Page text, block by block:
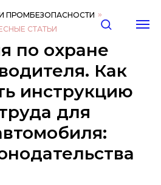
ПРОМБЕЗОПАСНОСТИ »
СТАТЬИ
по охране
Как
инструкцию
для